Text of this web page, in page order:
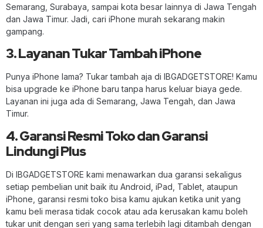
Semarang, Surabaya, sampai kota besar lainnya di Jawa Tengah
dan Jawa Timur. Jadi, cari iPhone murah sekarang makin
gampang.
3. Layanan Tukar Tambah iPhone
Punya iPhone lama? Tukar tambah aja di IBGADGETSTORE! Kamu
bisa upgrade ke iPhone baru tanpa harus keluar biaya gede.
Layanan ini juga ada di Semarang, Jawa Tengah, dan Jawa
Timur.
4. Garansi Resmi Toko dan Garansi
Lindungi Plus
Di IBGADGETSTORE kami menawarkan dua garansi sekaligus
setiap pembelian unit baik itu Android, iPad, Tablet, ataupun
iPhone, garansi resmi toko bisa kamu ajukan ketika unit yang
kamu beli merasa tidak cocok atau ada kerusakan kamu boleh
tukar unit dengan seri yang sama terlebih lagi ditambah dengan